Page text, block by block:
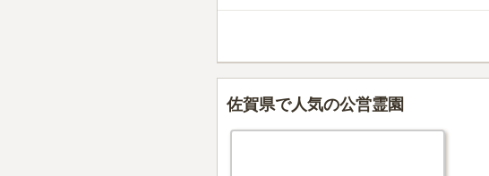
佐賀県で人気の公営霊園